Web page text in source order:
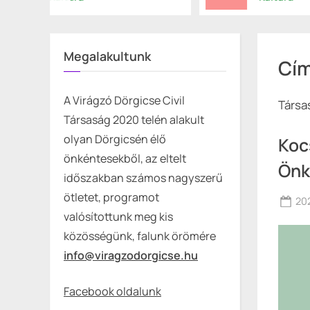
Dörgicse Önkormányzata
Megalakultunk
A Virágzó Dörgicse Civil
Társaság 2020 telén alakult
olyan Dörgicsén élő
önkéntesekből, az eltelt
időszakban számos nagyszerű
ötletet, programot
valósítottunk meg kis
közösségünk, falunk örömére
info@viragzodorgicse.hu
Facebook oldalunk